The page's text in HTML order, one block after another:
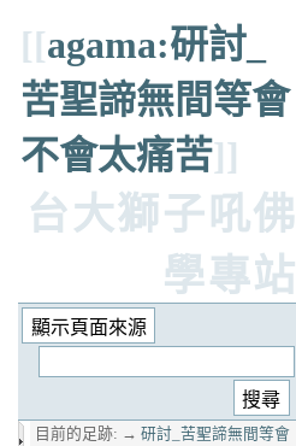
[[agama:研討_
苦聖諦無間等會
不會太痛苦]]
台大獅子吼佛
學專站
目前的足跡: → 研討_苦聖諦無間等會